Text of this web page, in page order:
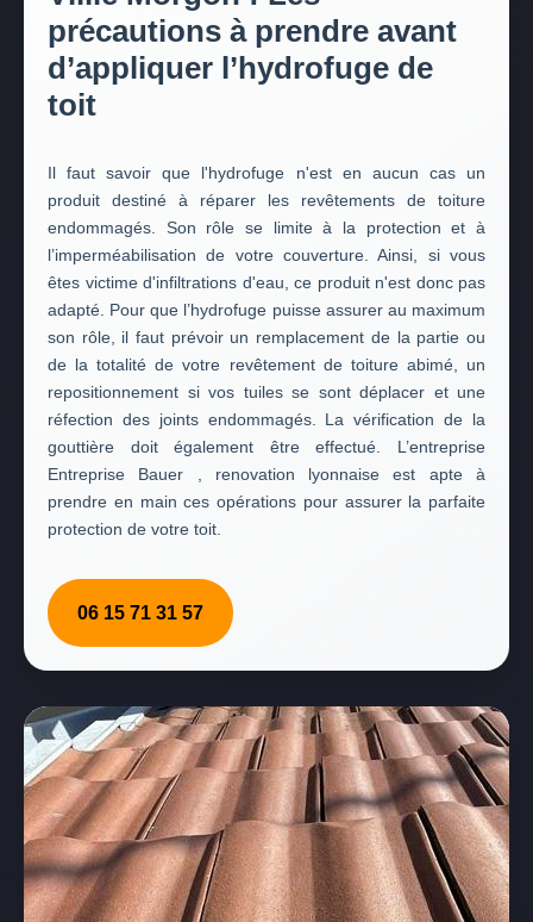
précautions à prendre avant
d’appliquer l’hydrofuge de
toit
Il faut savoir que l'hydrofuge n'est en aucun cas un
produit destiné à réparer les revêtements de toiture
endommagés. Son rôle se limite à la protection et à
l’imperméabilisation de votre couverture. Ainsi, si vous
êtes victime d'infiltrations d'eau, ce produit n'est donc pas
adapté. Pour que l’hydrofuge puisse assurer au maximum
son rôle, il faut prévoir un remplacement de la partie ou
de la totalité de votre revêtement de toiture abimé, un
repositionnement si vos tuiles se sont déplacer et une
réfection des joints endommagés. La vérification de la
gouttière doit également être effectué. L’entreprise
Entreprise Bauer , renovation lyonnaise est apte à
prendre en main ces opérations pour assurer la parfaite
protection de votre toit.
06 15 71 31 57